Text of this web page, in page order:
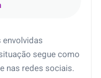
segue como
nas redes sociais.